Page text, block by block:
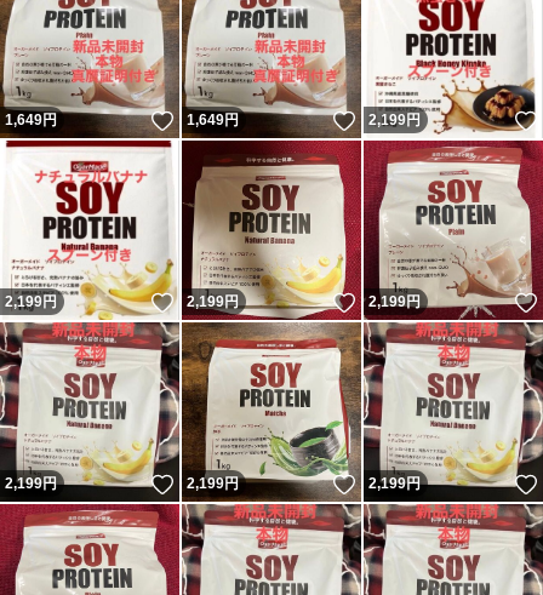
1,649円 いいね！
1,649円 いいね！
2,199円
2,199円 いいね！
2,199円 いいね！
2,199円
2,199円 いいね！
2,199円 いいね！
2,199円